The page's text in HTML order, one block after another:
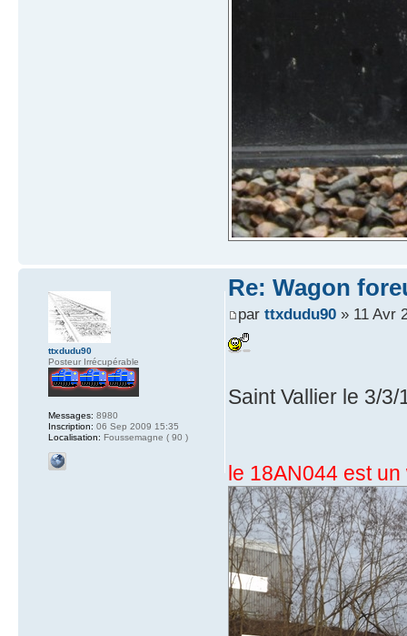
Re: Wagon
par ttxdudu90» 11 Avr
Saint Vallier le 3/3/
le 18AN044 est
ttxdudu90
Posteur Irrécupérable
Messages: 8980
Inscription: 06 Sep 2009 15:35
Localisation: Foussemagne ( 90 )